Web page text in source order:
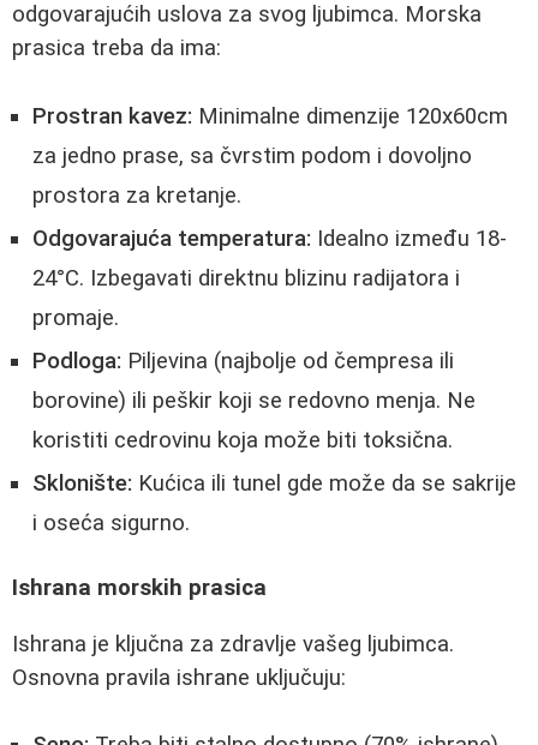
odgovarajućih uslova za svog ljubimca. Morska
prasica treba da ima:
Prostran kavez: Minimalne dimenzije 120x60cm
za jedno prase, sa čvrstim podom i dovoljno
prostora za kretanje.
Odgovarajuća temperatura: Idealno između 18-
24°C. Izbegavati direktnu blizinu radijatora i
promaje.
Podloga: Piljevina (najbolje od čempresa ili
borovine) ili peškir koji se redovno menja. Ne
koristiti cedrovinu koja može biti toksična.
Sklonište: Kućica ili tunel gde može da se sakrije
i oseća sigurno.
Ishrana morskih prasica
Ishrana je ključna za zdravlje vašeg ljubimca.
Osnovna pravila ishrane uključuju: